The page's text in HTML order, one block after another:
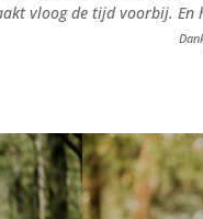
vloog de tijd voorbij.